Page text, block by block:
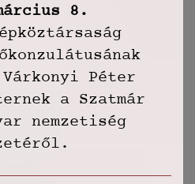
8.
Péter
a Szatmár
nemzetiség